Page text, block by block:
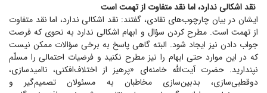
نقد اشکالی ندارد، اما نقد متفاوت از تهمت است
ایشان در بیان چارچوب‌های نقادی، گفتند: نقد اشکالی ندارد، اما نقد متفاوت
از تهمت است. مطرح کردن سؤال و ابهام اشکالی ندارد به نحوی که فرصت
جواب دادن نیز ایجاد شود. البته گاهی پاسخ به برخی سؤالات ممکن نیست
که در این موارد حتی ابهام را نیز مطرح نکنید و فرضیات احتمالی را مسلّم
نپندارید. حضرت آیت‌الله خامنه‌ای «پرهیز از اختلاف‌افکنی، ناامیدسازی،
دوقطبی‌سازی، بدبین‌سازی مخاطبان به مسئولان تصمیم‌گیر و